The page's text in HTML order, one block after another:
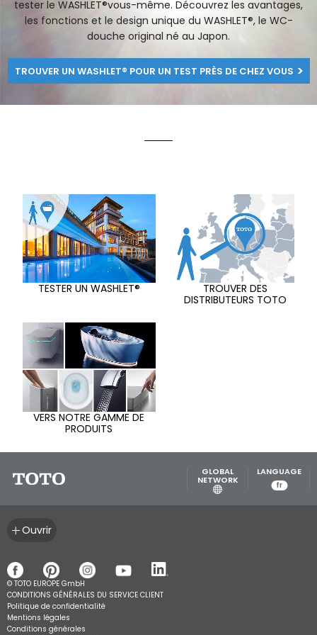
tester le WASHLET®vous-même. Découvrez les avantages,
les fonctions et le design unique du WASHLET®, le WC-
douche original né au Japon.
TROUVER UN WASHLET® POUR UN TEST PRÈS DE CHEZ VOUS
TESTER UN WASHLET®
TROUVER DES
DISTRIBUTEURS TOTO
VERS NOTRE GAMME DE
PRODUITS
GLOBAL
NETWORK
LANGUAGE
fr
Ouvrir
© TOTO EUROPE GmbH
CONDITIONS GÉNÉRALES DU SERVICE CLIENT
Politique de confidentialité
Mentions légales
Conditions générales